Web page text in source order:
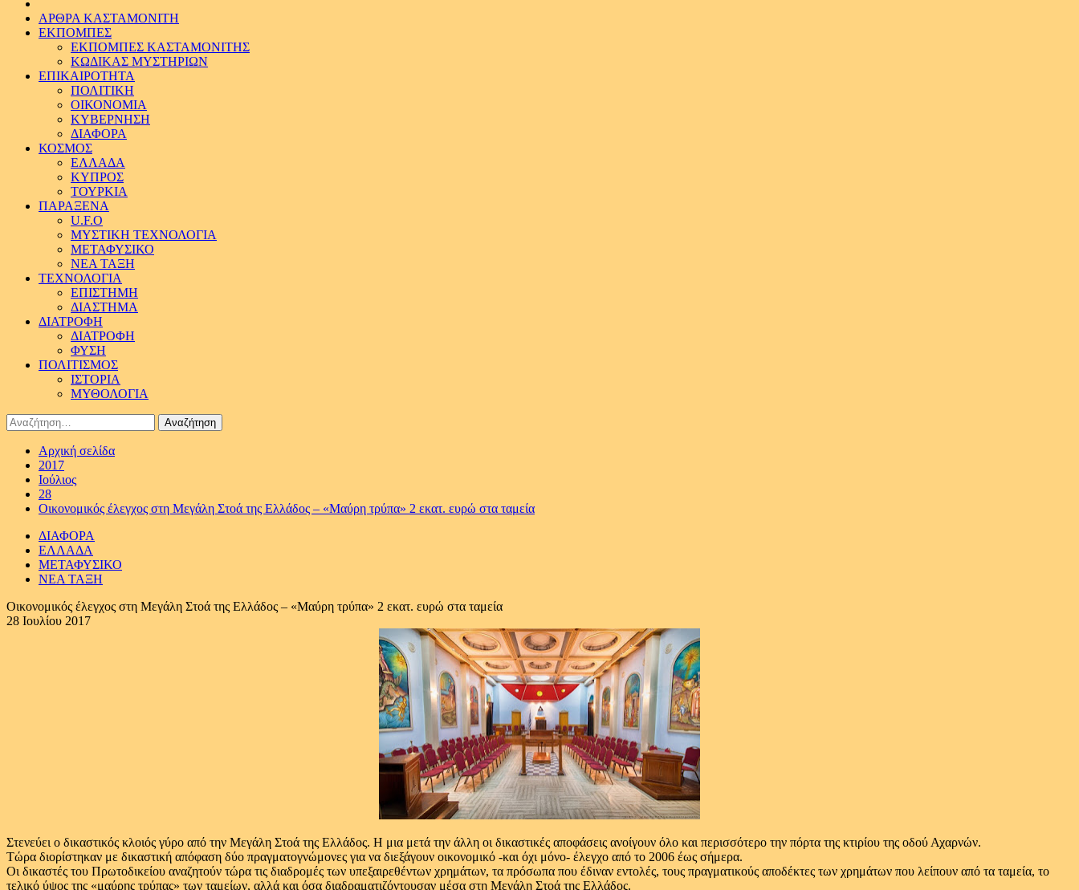
ΑΡΘΡΑ ΚΑΣΤΑΜΟΝΙΤΗ
ΕΚΠΟΜΠΕΣ
ΕΚΠΟΜΠΕΣ ΚΑΣΤΑΜΟΝΙΤΗΣ
ΚΩΔΙΚΑΣ ΜΥΣΤΗΡΙΩΝ
ΕΠΙΚΑΙΡΟΤΗΤΑ
ΠΟΛΙΤΙΚΗ
ΟΙΚΟΝΟΜΙΑ
ΚΥΒΕΡΝΗΣΗ
ΔΙΑΦΟΡΑ
ΚΟΣΜΟΣ
ΕΛΛΑΔΑ
ΚΥΠΡΟΣ
ΤΟΥΡΚΙΑ
ΠΑΡΑΞΕΝΑ
U.F.O
ΜΥΣΤΙΚΗ ΤΕΧΝΟΛΟΓΙΑ
ΜΕΤΑΦΥΣΙΚΟ
ΝΕΑ ΤΑΞΗ
ΤΕΧΝΟΛΟΓΙΑ
ΕΠΙΣΤΗΜΗ
ΔΙΑΣΤΗΜΑ
ΔΙΑΤΡΟΦΗ
ΔΙΑΤΡΟΦΗ
ΦΥΣΗ
ΠΟΛΙΤΙΣΜΟΣ
ΙΣΤΟΡΙΑ
ΜΥΘΟΛΟΓΙΑ
Αναζήτηση
για:
Αρχική σελίδα
2017
Ιούλιος
28
Οικονομικός έλεγχος στη Μεγάλη Στοά της Ελλάδος – «Μαύρη τρύπα» 2 εκατ. ευρώ στα ταμεία
ΔΙΑΦΟΡΑ
ΕΛΛΑΔΑ
ΜΕΤΑΦΥΣΙΚΟ
ΝΕΑ ΤΑΞΗ
Οικονομικός έλεγχος στη Μεγάλη Στοά της Ελλάδος – «Μαύρη τρύπα» 2 εκατ. ευρώ στα ταμεία
28 Ιουλίου 2017
Στενεύει ο δικαστικός κλοιός γύρο από την Μεγάλη Στοά της Ελλάδος. Η μια μετά την άλλη οι δικαστικές αποφάσεις ανοίγουν όλο και περισσότερο την πόρτα της κτιρίου της οδού Αχαρνών.
Τώρα διορίστηκαν με δικαστική απόφαση δύο πραγματογνώμονες για να διεξάγουν οικονομικό -και όχι μόνο- έλεγχο από το 2006 έως σήμερα.
Οι δικαστές του Πρωτοδικείου αναζητούν τώρα τις διαδρομές των υπεξαιρεθέντων χρημάτων, τα πρόσωπα που έδιναν εντολές, τους πραγματικούς αποδέκτες των χρημάτων που λείπουν από τα ταμεία, το
τελικό ύψος της «μαύρης τρύπας» των ταμείων, αλλά και όσα διαδραματιζόντουσαν μέσα στη Μεγάλη Στοά της Ελλάδος.